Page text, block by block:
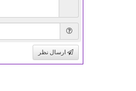
ارسال نظر